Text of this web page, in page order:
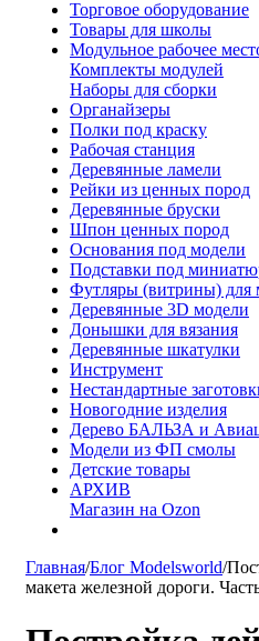
Торговое оборудование
Товары для школы
Модульное рабочее
Комплекты модулей
Наборы для сборки
Органайзеры
Полки под краску
Рабочая станция
Деревянные ламели
Рейки из ценных пород
Деревянные бруски
Шпон ценных пород
Основания под модели
Подставки под
Футляры (витрины) для
Деревянные 3D модели
Донышки для вязания
Деревянные шкатулки
Инструмент
Нестандартные
Новогодние изделия
Дерево БАЛЬЗА и
Модели из ФП смолы
Детские товары
АРХИВ
Магазин на Ozon
Главная/Блог Modelsworld/
макета железной дороги.